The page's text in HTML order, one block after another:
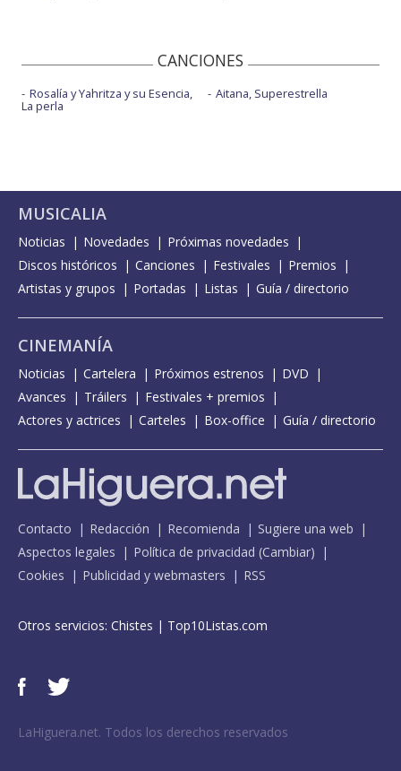
CANCIONES
Rosalía y Yahritza y su Esencia,
La perla
Aitana, Superestrella
MUSICALIA
Noticias Novedades
Próximas novedades
Discos históricos
Canciones Festivales
Premios
Artistas y grupos
Portadas Listas Guía / directorio
CINEMANÍA
Noticias Cartelera Próximos estrenos
DVD
Avances
Tráilers
Festivales + premios
Actores y actrices
Carteles Box-office Guía / directorio
Contacto Redacción Recomienda
Sugiere una web
Aspectos legales
Política de privacidad (Cambiar)
Cookies
Publicidad y webmasters RSS
Otros servicios: Chistes | Top10Listas.com
LaHiguera.net. Todos los derechos reservados